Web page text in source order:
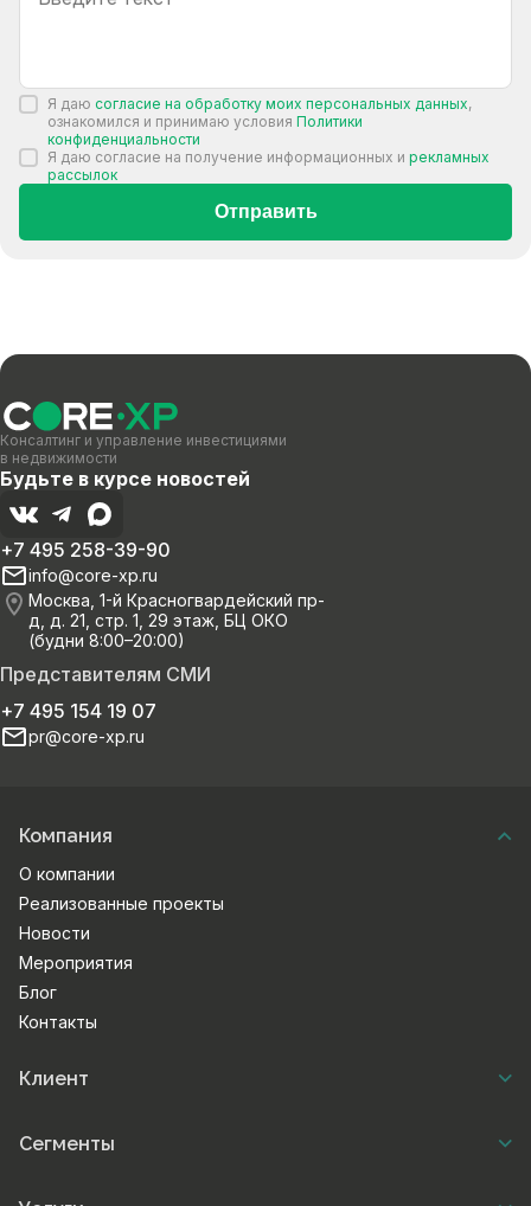
Я даю согласие на обработку моих персональных данных,
ознакомился и принимаю условия Политики
конфиденциальности
Я даю согласие на получение информационных и рекламных
рассылок
Отправить
Консалтинг и управление инвестициями
в недвижимости
Будьте в курсе новостей
Представителям СМИ
+7 495 154 19 07
pr@core-xp.ru
+7 495 258-39-90
info@core-xp.ru
Москва, 1-й Красногвардейский пр-
д, д. 21, стр. 1, 29 этаж, БЦ ОКО
(будни 8:00–20:00)
Компания
О компании
Реализованные проекты
Новости
Мероприятия
Блог
Контакты
Клиент
Сегменты